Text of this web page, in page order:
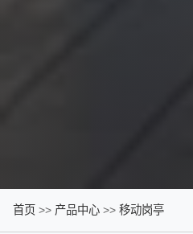
首页 >> 产品中心 >> 移动岗亭